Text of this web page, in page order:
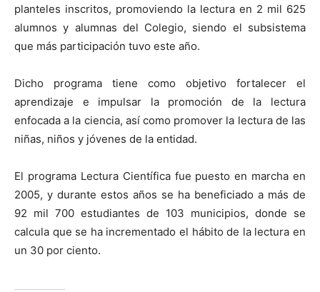
planteles inscritos, promoviendo la lectura en 2 mil 625
alumnos y alumnas del Colegio, siendo el subsistema
que más participación tuvo este año.
Dicho programa tiene como objetivo fortalecer el
aprendizaje e impulsar la promoción de la lectura
enfocada a la ciencia, así como promover la lectura de las
niñas, niños y jóvenes de la entidad.
El programa Lectura Científica fue puesto en marcha en
2005, y durante estos años se ha beneficiado a más de
92 mil 700 estudiantes de 103 municipios, donde se
calcula que se ha incrementado el hábito de la lectura en
un 30 por ciento.